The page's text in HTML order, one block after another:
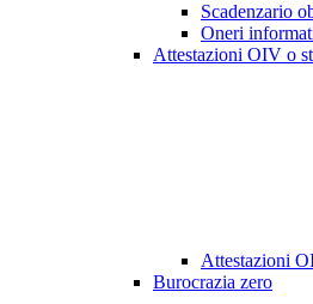
Scadenzario
Oneri
Attestazioni OIV o
Attestazioni
Burocrazia zero